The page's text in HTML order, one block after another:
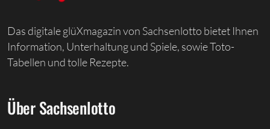
Das digitale glüXmagazin von Sachsenlotto bietet Ihnen
Information, Unterhaltung und Spiele, sowie Toto-
Tabellen und tolle Rezepte.
Über Sachsenlotto